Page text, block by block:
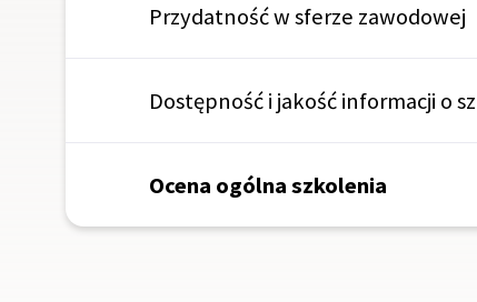
Przydatność w sferze zawodowej
Dostępność i jakość informacji o
Ocena ogólna szkolenia